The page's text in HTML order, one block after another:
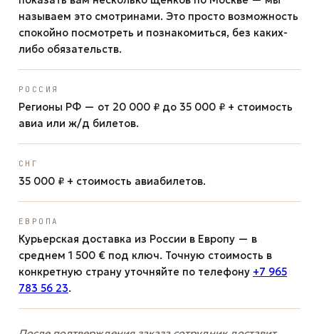
называем это смотринами. Это просто возможность
спокойно посмотреть и познакомиться, без каких-
либо обязательств.
РОССИЯ
Регионы РФ — от 20 000 ₽ до 35 000 ₽ + стоимость
авиа или ж/д билетов.
СНГ
35 000 ₽ + стоимость авиабилетов.
ЕВРОПА
Курьерская доставка из России в Европу — в
среднем 1 500 € под ключ. Точную стоимость в
конкретную страну уточняйте по телефону +7 965
783 56 23.